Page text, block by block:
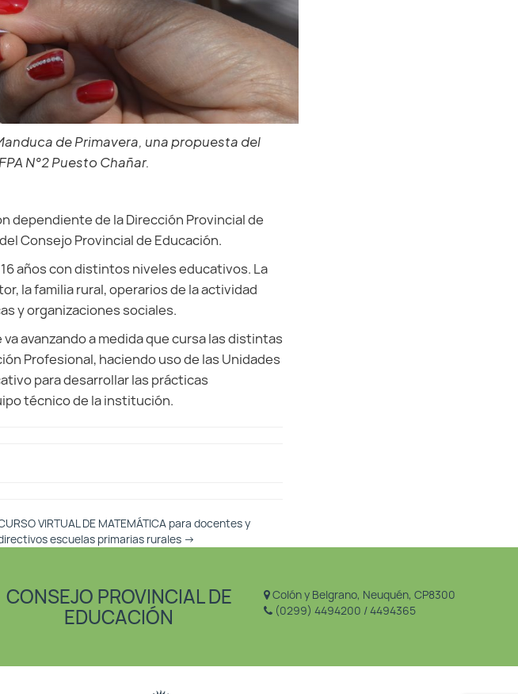
de Primavera, una propuesta del
N°2 Puesto Chañar.
dependiente de la Dirección Provincial de
Consejo Provincial de Educación.
años con distintos niveles educativos. La
la familia rural, operarios de la actividad
y organizaciones sociales.
avanzando a medida que cursa las distintas
Profesional, haciendo uso de las Unidades
para desarrollar las prácticas
técnico de la institución.
VIRTUAL DE MATEMÁTICA para docentes y
escuelas primarias rurales →
CONSEJO PROVINCIAL DE
EDUCACIÓN
Colón y Belgrano, Neuquén, CP8300
(0299) 4494200 / 4494365